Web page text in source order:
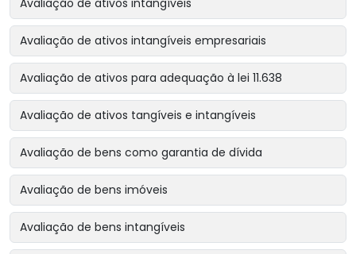
Avaliação de ativos intangíveis
Avaliação de ativos intangíveis empresariais
Avaliação de ativos para adequação à lei 11.638
Avaliação de ativos tangíveis e intangíveis
Avaliação de bens como garantia de dívida
Avaliação de bens imóveis
Avaliação de bens intangíveis